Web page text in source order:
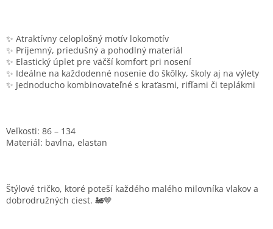
✨ Atraktívny celoplošný motív lokomotív
✨ Príjemný, priedušný a pohodlný materiál
✨ Elastický úplet pre väčší komfort pri nosení
✨ Ideálne na každodenné nosenie do škôlky, školy aj na výlety
✨ Jednoducho kombinovateľné s kraťasmi, rifľami či teplákmi
Veľkosti: 86 – 134
Materiál: bavlna, elastan
Štýlové tričko, ktoré poteší každého malého milovníka vlakov a
dobrodružných ciest. 🚂🤎